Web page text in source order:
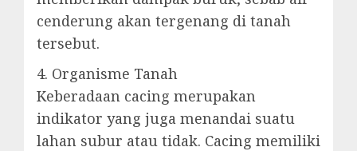
cenderung akan tergenang di tanah
tersebut.
4. Organisme Tanah
Keberadaan cacing merupakan
indikator yang juga menandai suatu
lahan subur atau tidak. Cacing memiliki